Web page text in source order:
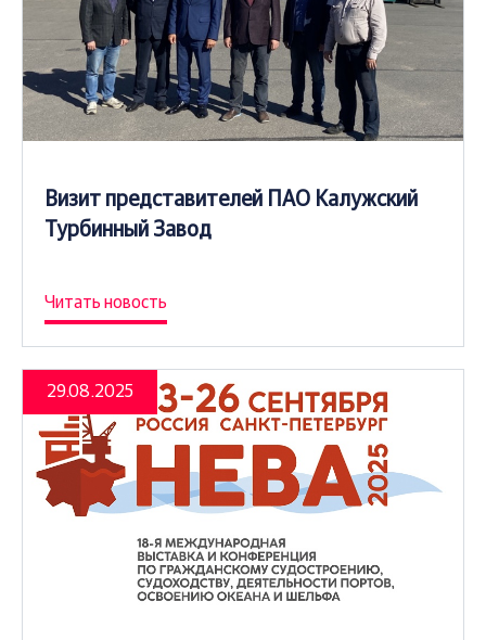
Визит представителей ПАО Калужский
Турбинный Завод
Читать новость
29.08.2025